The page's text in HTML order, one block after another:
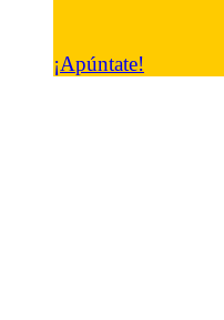
¡Apúntate!